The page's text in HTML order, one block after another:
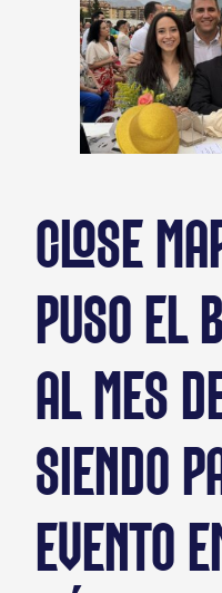
CLOSE
PUSO EL
AL MES
SIENDO
EVENTO